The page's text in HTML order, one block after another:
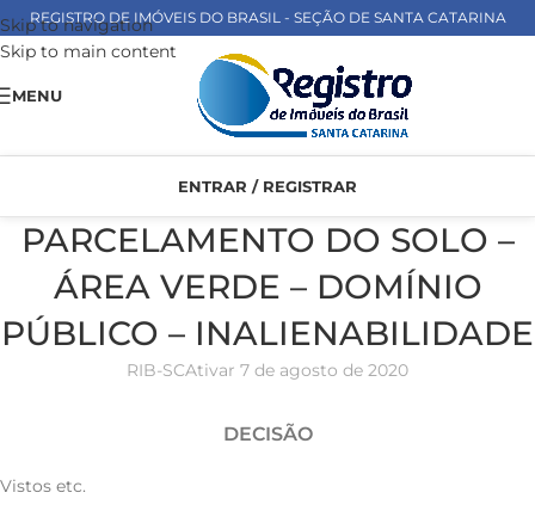
Skip to navigation
Skip to main content
REGISTRO DE IMÓVEIS DO BRASIL - SEÇÃO DE SANTA CATARINA
MENU
ENTRAR / REGISTRAR
PARCELAMENTO DO SOLO –
ÁREA VERDE – DOMÍNIO
PÚBLICO – INALIENABILIDADE
RIB-SCAtivar 7 de agosto de 2020
DECISÃO
Vistos etc.